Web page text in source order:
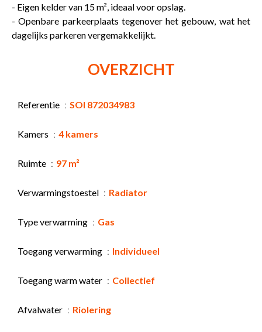
- Eigen kelder van 15 m², ideaal voor opslag.
- Openbare parkeerplaats tegenover het gebouw, wat het
dagelijks parkeren vergemakkelijkt.
OVERZICHT
Referentie SOI 872034983
Kamers 4 kamers
Ruimte 97 m²
Verwarmingstoestel Radiator
Type verwarming Gas
Toegang verwarming Individueel
Toegang warm water Collectief
Afvalwater Riolering